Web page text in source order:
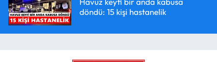
döndü: 15 kişi hastanelik